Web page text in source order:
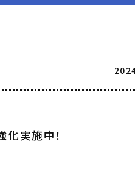
化実施中！